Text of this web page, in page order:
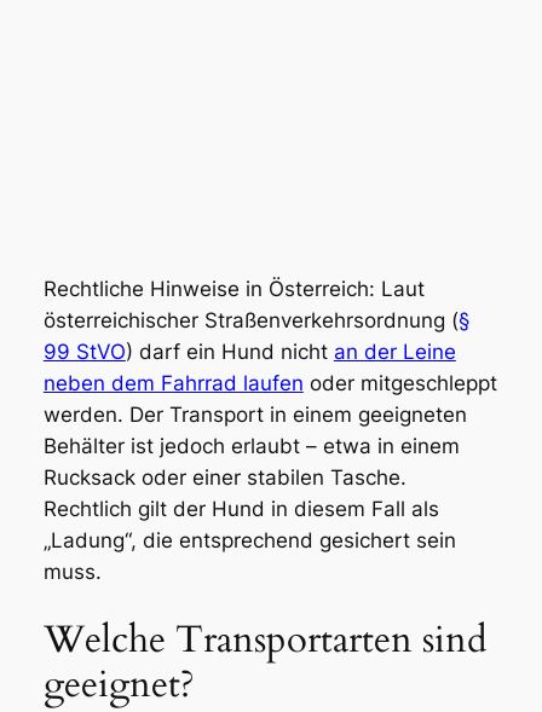
Rechtliche Hinweise in Österreich: Laut
österreichischer Straßenverkehrsordnung (§
99 StVO) darf ein Hund nicht an der Leine
neben dem Fahrrad laufen oder mitgeschleppt
werden. Der Transport in einem geeigneten
Behälter ist jedoch erlaubt – etwa in einem
Rucksack oder einer stabilen Tasche.
Rechtlich gilt der Hund in diesem Fall als
„Ladung“, die entsprechend gesichert sein
muss.
Welche Transportarten sind
geeignet?